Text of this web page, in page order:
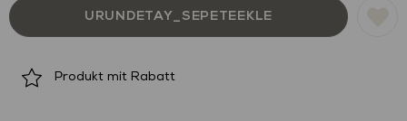
Produkt mit Rabatt